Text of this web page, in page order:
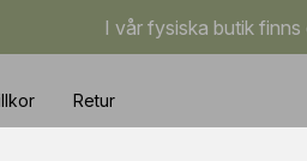
I vår fysiska butik
Retur